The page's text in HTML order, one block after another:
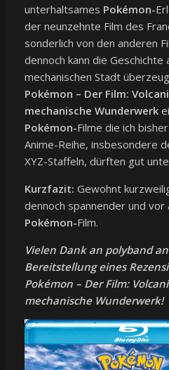
unterhaltsames Pokémon-
der neunzehnte Film des
sonderlich von den anderen
dennoch kann die Geschichte
mechanischen Stadt
Pokémon – Der Film:
mechanische Wunderwerk
Pokémon-Filme die ich
Anime-Reihe, insbesondere
XYZ-Staffeln, dürften gut
Kurzfazit: Gewohnt
dennoch spannender und
Pokémon-Film.
Vielen Dank an polyband
Bereitstellung eines
Pokémon – Der Film:
mechanische Wunderwerk!